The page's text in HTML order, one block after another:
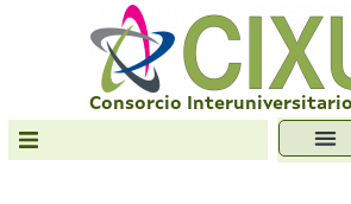
Consorcio